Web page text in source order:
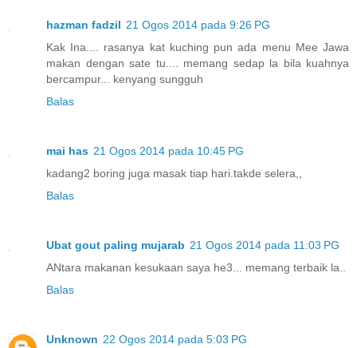
hazman fadzil 21 Ogos 2014 pada 9:26 PG
Kak Ina.... rasanya kat kuching pun ada menu Mee Jawa
makan dengan sate tu.... memang sedap la bila kuahnya
bercampur... kenyang sungguh
Balas
mai has 21 Ogos 2014 pada 10:45 PG
kadang2 boring juga masak tiap hari.takde selera,,
Balas
Ubat gout paling mujarab 21 Ogos 2014 pada 11:03 PG
ANtara makanan kesukaan saya he3... memang terbaik la..
Balas
Unknown 22 Ogos 2014 pada 5:03 PG